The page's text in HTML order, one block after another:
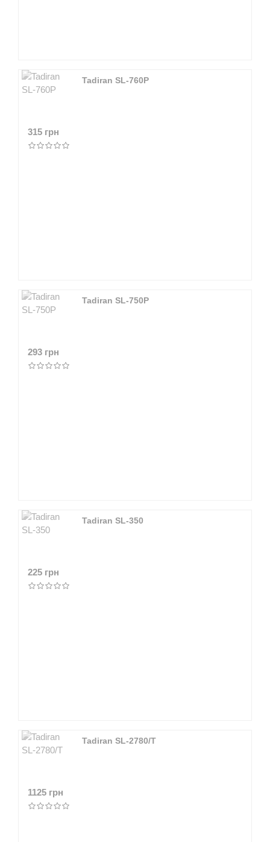
Tadiran SL-760P
315 грн
Tadiran SL-750P
293 грн
Tadiran SL-350
225 грн
Tadiran SL-2780/T
1125 грн